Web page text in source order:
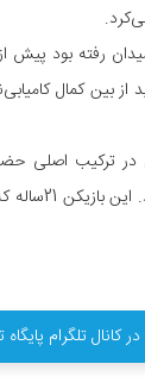
رفته بود
بین کمال
ترکیب اصلی
مصدومیت
کانال تلگرام